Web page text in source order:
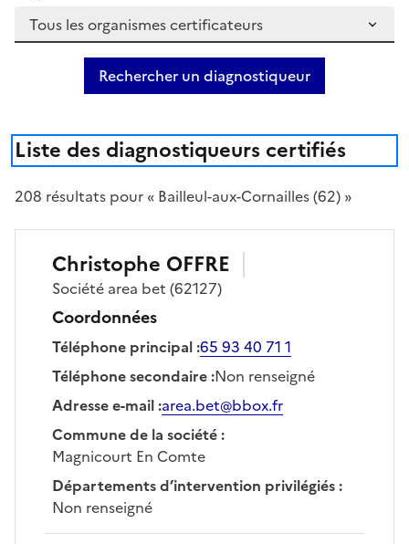
Rechercher un diagnostiqueur
Liste des diagnostiqueurs certifiés
208 résultats pour « Bailleul-aux-Cornailles (62) »
Christophe OFFRE
Société area bet (62127)
Coordonnées
Téléphone principal:65 93 40 71 1
Téléphone secondaire:Non renseigné
Adresse e-mail:area.bet@bbox.fr
Commune de la société:
Magnicourt En Comte
Départements d’intervention privilégiés:
Non renseigné